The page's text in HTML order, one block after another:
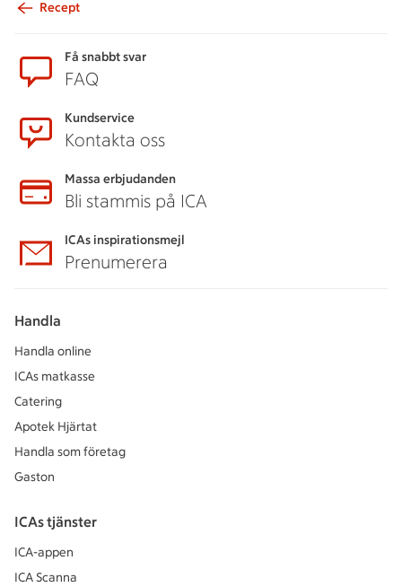
Recept
Få snabbt svar
FAQ
Kundservice
Kontakta oss
Massa erbjudanden
Bli stammis på ICA
ICAs inspirationsmejl
Prenumerera
Handla
Handla online
ICAs matkasse
Catering
Apotek Hjärtat
Handla som företag
Gaston
ICAs tjänster
ICA-appen
ICA Scanna